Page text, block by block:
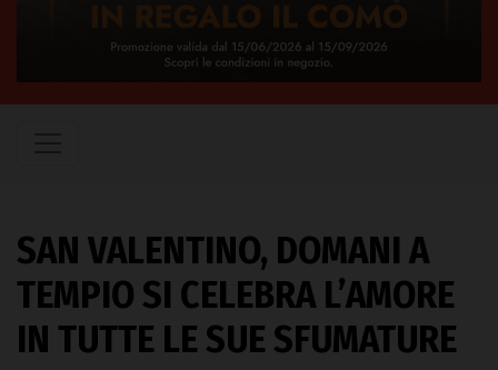
SAN VALENTINO, DOMANI A
TEMPIO SI CELEBRA L’AMORE
IN TUTTE LE SUE SFUMATURE